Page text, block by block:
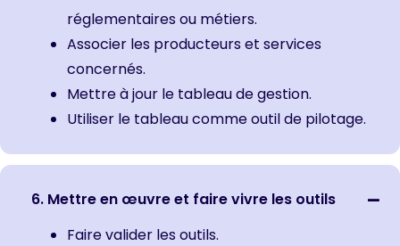
réglementaires ou métiers.
Associer les producteurs et services
concernés.
Mettre à jour le tableau de gestion.
Utiliser le tableau comme outil de pilotage.
6. Mettre en œuvre et faire vivre les outils
Faire valider les outils.